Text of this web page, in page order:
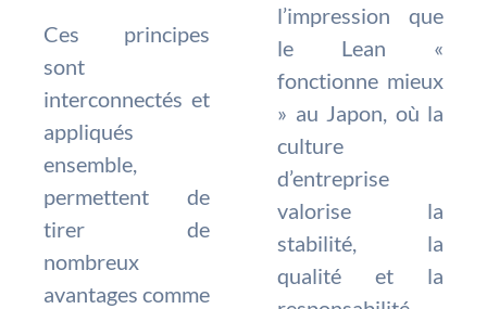
Ces principes
sont
interconnectés et
appliqués
ensemble,
permettent de
tirer de
nombreux
avantages comme
l’impression que
le Lean «
fonctionne mieux
» au Japon, où la
culture
d’entreprise
valorise la
stabilité, la
qualité et la